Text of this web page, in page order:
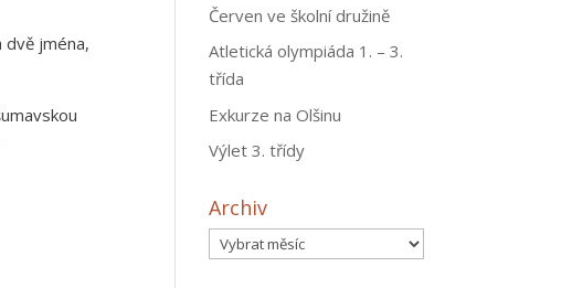
dvě jména,
Červen ve školní družině
Atletická olympiáda 1. – 3.
třída
Exkurze na Olšinu
Výlet 3. třídy
Archiv
Archiv